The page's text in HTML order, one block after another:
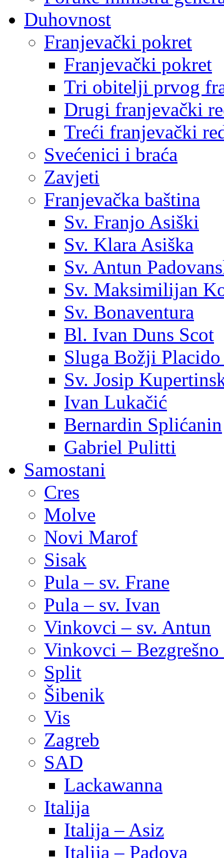
Duhovnost
Franjevački pokret
Franjevački pokret
Tri obitelji prvog
Drugi franjevački
Treći franjevački
Svećenici i braća
Zavjeti
Franjevačka baština
Sv. Franjo Asiški
Sv. Klara Asiška
Sv. Antun
Sv. Maksimilijan
Sv. Bonaventura
Bl. Ivan Duns Scot
Sluga Božji Placido
Sv. Josip
Ivan Lukačić
Bernardin Splićanin
Gabriel Pulitti
Samostani
Cres
Molve
Novi Marof
Sisak
Pula – sv. Frane
Pula – sv. Ivan
Vinkovci – sv. Antun
Vinkovci –
Split
Šibenik
Vis
Zagreb
SAD
Lackawanna
Italija
Italija – Asiz
Italija – Padova